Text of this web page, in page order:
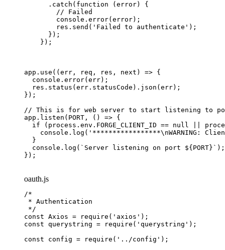
      .catch(function (error) {
        // Failed
        console.error(error);
        res.send('Failed to authenticate');
      });
    });
app.use((err, req, res, next) => {
  console.error(err);
  res.status(err.statusCode).json(err);
});
// This is for web server to start listening to
app.listen(PORT, () => {
if (process.env.FORGE_CLIENT_ID == null ||
console.log('*****************\nWARNING:
  }
  console.log(`Server listening on port ${PORT}`);
});
oauth.js
/*
* Authentication
*/
const Axios = require('axios');
const querystring =
const config = require('../config');